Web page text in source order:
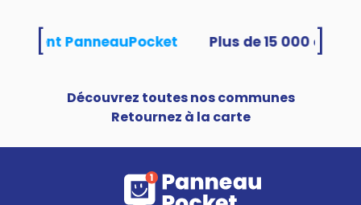
PanneauPocket
Découvrez toutes nos communes
Retournez à la carte